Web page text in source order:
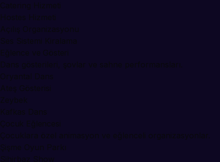
Catering Hizmeti
Hostes Hizmeti
Açılış Organizasyonu
Ses Sistemi Kiralama
Eğlence ve Gösteri
Dans gösterileri, şovlar ve sahne performansları.
Oryantal Dans
Ateş Gösterisi
Zeybek
Kafkas Dans
Çocuk Eğlencesi
Çocuklara özel animasyon ve eğlenceli organizasyonlar.
Şişme Oyun Parkı
Sihirbaz Show